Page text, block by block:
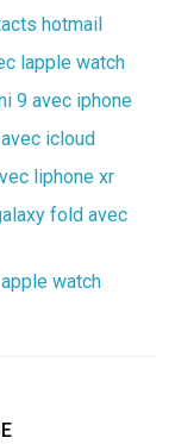
hotmail
lapple watch
9 avec iphone
icloud
liphone xr
fold avec
watch